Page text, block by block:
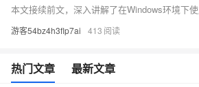
游客54bz4h3flp7ai 413
热门文章 最新文章